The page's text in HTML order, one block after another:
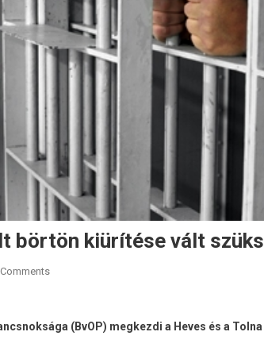
börtön kiürítése vált
(BvOP) megkezdi a Heves és a